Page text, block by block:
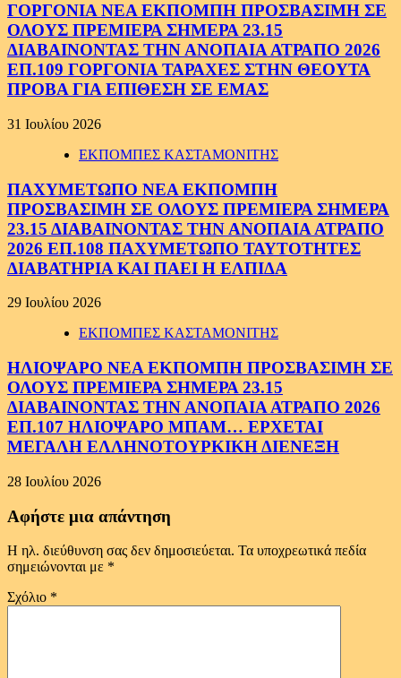
ΓΟΡΓΟΝΙΑ ΝΕΑ ΕΚΠΟΜΠΗ ΠΡΟΣΒΑΣΙΜΗ ΣΕ
ΟΛΟΥΣ ΠΡΕΜΙΕΡΑ ΣΗΜΕΡΑ 23.15
ΔΙΑΒΑΙΝΟΝΤΑΣ ΤΗΝ ΑΝΟΠΑΙΑ ΑΤΡΑΠΟ 2026
ΕΠ.109 ΓΟΡΓΟΝΙΑ ΤΑΡΑΧΕΣ ΣΤΗΝ ΘΕΟΥΤΑ
ΠΡΟΒΑ ΓΙΑ ΕΠΙΘΕΣΗ ΣΕ ΕΜΑΣ
31 Ιουλίου 2026
ΕΚΠΟΜΠΕΣ ΚΑΣΤΑΜΟΝΙΤΗΣ
ΠΑΧΥΜΕΤΩΠΟ ΝΕΑ ΕΚΠΟΜΠΗ
ΠΡΟΣΒΑΣΙΜΗ ΣΕ ΟΛΟΥΣ ΠΡΕΜΙΕΡΑ ΣΗΜΕΡΑ
23.15 ΔΙΑΒΑΙΝΟΝΤΑΣ ΤΗΝ ΑΝΟΠΑΙΑ ΑΤΡΑΠΟ
2026 ΕΠ.108 ΠΑΧΥΜΕΤΩΠΟ ΤΑΥΤΟΤΗΤΕΣ
ΔΙΑΒΑΤΗΡΙΑ ΚΑΙ ΠΑΕΙ Η ΕΛΠΙΔΑ
29 Ιουλίου 2026
ΕΚΠΟΜΠΕΣ ΚΑΣΤΑΜΟΝΙΤΗΣ
ΗΛΙΟΨΑΡΟ ΝΕΑ ΕΚΠΟΜΠΗ ΠΡΟΣΒΑΣΙΜΗ ΣΕ
ΟΛΟΥΣ ΠΡΕΜΙΕΡΑ ΣΗΜΕΡΑ 23.15
ΔΙΑΒΑΙΝΟΝΤΑΣ ΤΗΝ ΑΝΟΠΑΙΑ ΑΤΡΑΠΟ 2026
ΕΠ.107 ΗΛΙΟΨΑΡΟ ΜΠΑΜ… ΕΡΧΕΤΑΙ
ΜΕΓΑΛΗ ΕΛΛΗΝΟΤΟΥΡΚΙΚΗ ΔΙΕΝΕΞΗ
28 Ιουλίου 2026
Αφήστε μια απάντηση
Η ηλ. διεύθυνση σας δεν δημοσιεύεται. Τα υποχρεωτικά πεδία
σημειώνονται με *
Σχόλιο *